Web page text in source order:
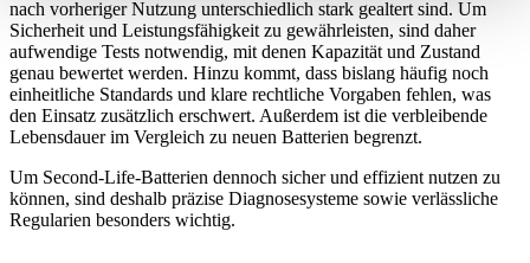
nach vorheriger Nutzung unterschiedlich stark gealtert sind. Um
Sicherheit und Leistungsfähigkeit zu gewährleisten, sind daher
aufwendige Tests notwendig, mit denen Kapazität und Zustand
genau bewertet werden. Hinzu kommt, dass bislang häufig noch
einheitliche Standards und klare rechtliche Vorgaben fehlen, was
den Einsatz zusätzlich erschwert. Außerdem ist die verbleibende
Lebensdauer im Vergleich zu neuen Batterien begrenzt.
Um Second-Life-Batterien dennoch sicher und effizient nutzen zu
können, sind deshalb präzise Diagnosesysteme sowie verlässliche
Regularien besonders wichtig.